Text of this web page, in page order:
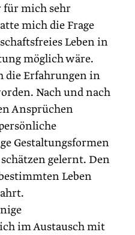
für mich sehr
mich die Frage
Leben in
möglich wäre.
die Erfahrungen in
Nach und nach
Ansprüchen
Gestaltungsformen
gelernt. Den
Leben
im Austausch mit